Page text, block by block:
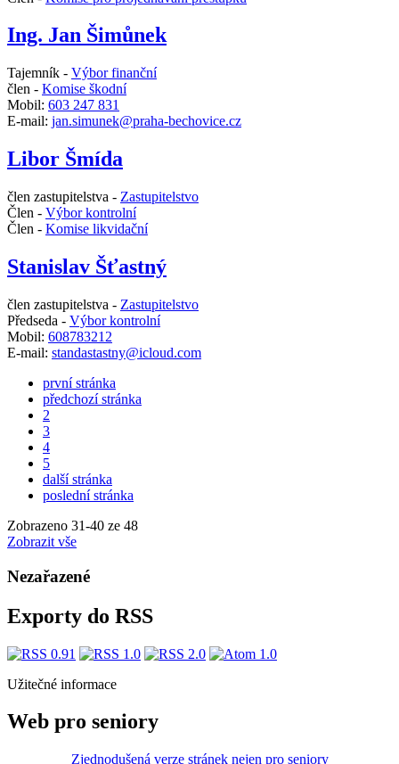
Ing. Jan Šimůnek
Tajemník - Výbor finanční
člen - Komise škodní
Mobil: 603 247 831
E-mail: jan.simunek@praha-bechovice.cz
Libor Šmída
člen zastupitelstva - Zastupitelstvo
Člen - Výbor kontrolní
Člen - Komise likvidační
Stanislav Šťastný
člen zastupitelstva - Zastupitelstvo
Předseda - Výbor kontrolní
Mobil: 608783212
E-mail: standastastny@icloud.com
první stránka
předchozí stránka
2
3
4
5
další stránka
poslední stránka
Zobrazeno 31-40 ze 48
Zobrazit vše
Nezařazené
Exporty do RSS
Užitečné informace
Web pro seniory
Zjednodušená verze stránek nejen pro seniory